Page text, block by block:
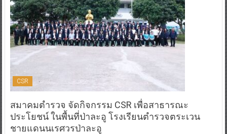
CSR
สมาคมตำรวจ จัดกิจกรรม CSR เพื่อสาธารณะ
ประโยชน์ ในพื้นที่ป่าละอู โรงเรียนตำรวจตระเวน
ชายแดนนเรศวรป่าละอู